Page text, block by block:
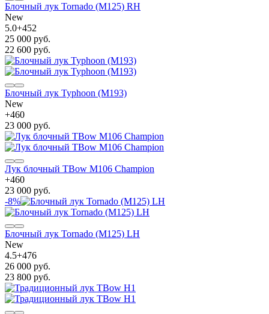
Блочный лук Tornado (M125) RH
New
5.0+452
25 000 руб.
22 600 руб.
Блочный лук Typhoon (M193)
New
+460
23 000 руб.
Лук блочный TBow M106 Champion
+460
23 000 руб.
-8%
Блочный лук Tornado (M125) LH
New
4.5+476
26 000 руб.
23 800 руб.